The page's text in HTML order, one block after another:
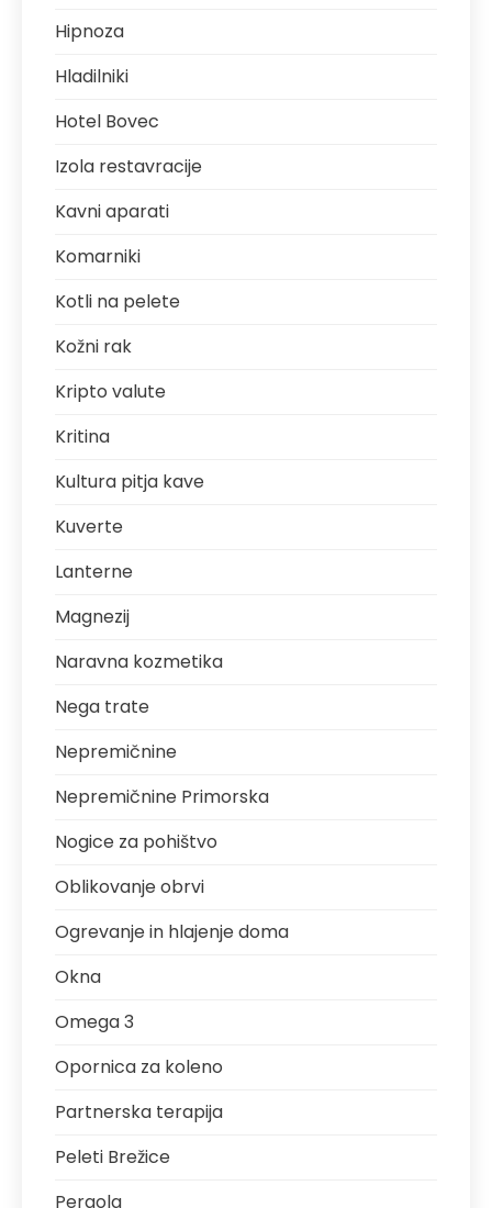
Hipnoza
Hladilniki
Hotel Bovec
Izola restavracije
Kavni aparati
Komarniki
Kotli na pelete
Kožni rak
Kripto valute
Kritina
Kultura pitja kave
Kuverte
Lanterne
Magnezij
Naravna kozmetika
Nega trate
Nepremičnine
Nepremičnine Primorska
Nogice za pohištvo
Oblikovanje obrvi
Ogrevanje in hlajenje doma
Okna
Omega 3
Opornica za koleno
Partnerska terapija
Peleti Brežice
Pergola